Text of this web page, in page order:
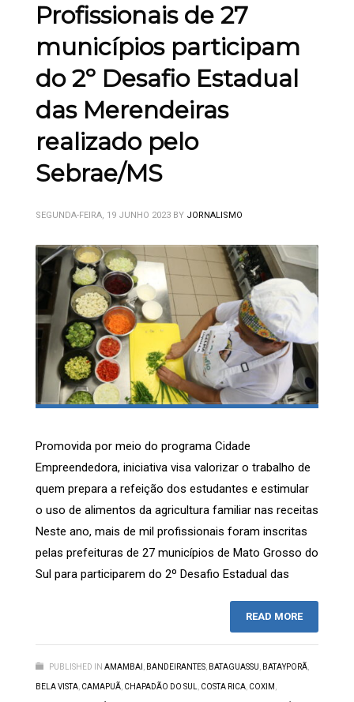
Profissionais de 27
municípios participam
do 2º Desafio Estadual
das Merendeiras
realizado pelo
Sebrae/MS
SEGUNDA-FEIRA, 19 JUNHO 2023 BY JORNALISMO
Promovida por meio do programa Cidade
Empreendedora, iniciativa visa valorizar o trabalho de
quem prepara a refeição dos estudantes e estimular
o uso de alimentos da agricultura familiar nas receitas
Neste ano, mais de mil profissionais foram inscritas
pelas prefeituras de 27 municípios de Mato Grosso do
Sul para participarem do 2º Desafio Estadual das
READ MORE
PUBLISHED IN AMAMBAI , BANDEIRANTES, BATAGUASSU, BATAYPORÃ,
BELA VISTA, CAMAPUÃ, CHAPADÃO DO SUL, COSTA RICA, COXIM ,